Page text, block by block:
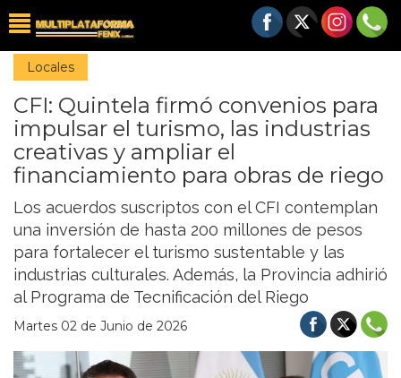
Locales
CFI: Quintela firmó convenios para
impulsar el turismo, las industrias
creativas y ampliar el
financiamiento para obras de riego
Los acuerdos suscriptos con el CFI contemplan
una inversión de hasta 200 millones de pesos
para fortalecer el turismo sustentable y las
industrias culturales. Además, la Provincia adhirió
al Programa de Tecnificación del Riego
Martes 02 de Junio de 2026